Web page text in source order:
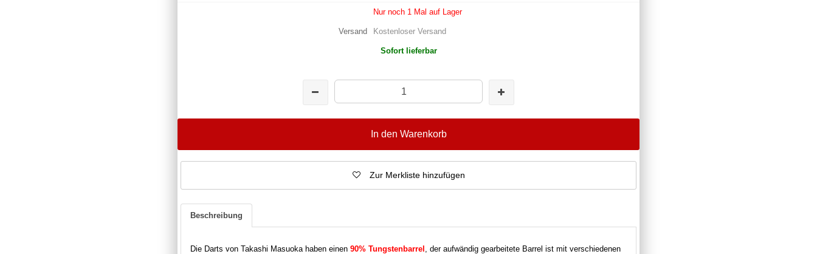
Nur noch 1 Mal auf Lager
Versand Kostenloser Versand
Sofort lieferbar
In den Warenkorb
Zur Merkliste hinzufügen
Beschreibung
Die Darts von Takashi Masuoka haben einen 90% Tungstenbarrel , der aufwändig gearbeitete Barrel ist mit verschiedenen